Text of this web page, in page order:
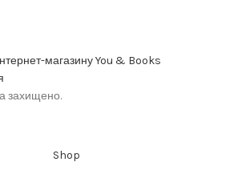
магазину You & Books
захищено.
Shop